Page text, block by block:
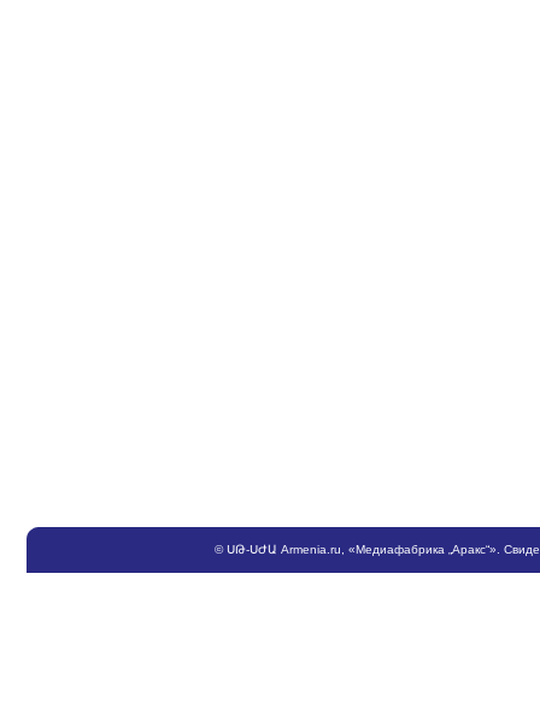
©ՍԹ-ՍԺԱ Armenia.ru , «Медиафабрика „Аракс“».